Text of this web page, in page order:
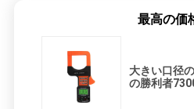
最高の価
大きい口径
の勝利者